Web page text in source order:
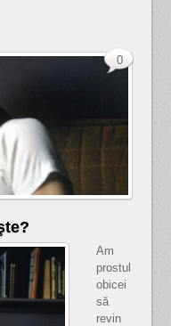
Am
prostul
obicei
să
revin
0